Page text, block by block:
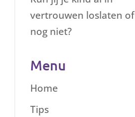
vertrouwen loslaten of
nog niet?
Menu
Home
Tips